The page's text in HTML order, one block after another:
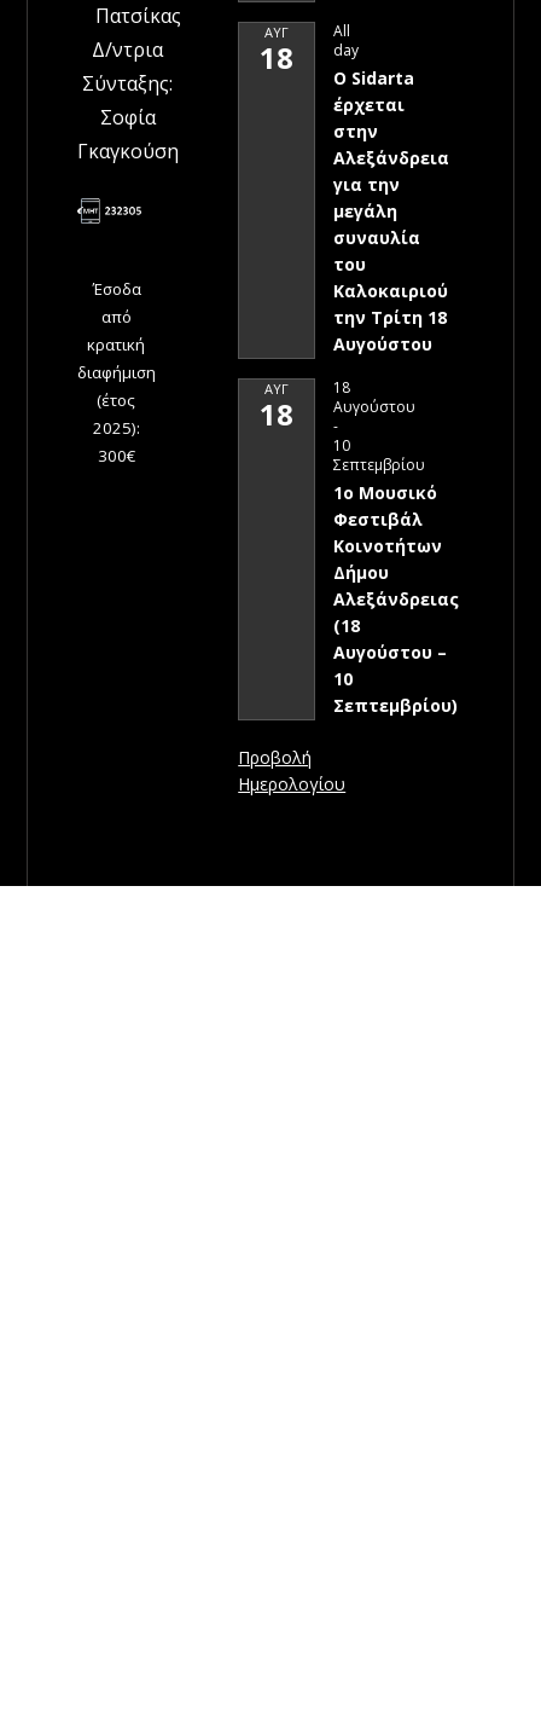
Πατσίκας
Δ/ντρια
Σύνταξης:
Σοφία
Γκαγκούση
Έσοδα
από
κρατική
διαφήμιση
(έτος
2025):
300€
ΑΥΓ
18
All
day
Ο Sidarta
έρχεται
στην
Αλεξάνδρεια
για την
μεγάλη
συναυλία
του
Καλοκαιριού
την Τρίτη 18
Αυγούστου
ΑΥΓ
18
18
Αυγούστου
-
10
Σεπτεμβρίου
1ο Μουσικό
Φεστιβάλ
Κοινοτήτων
Δήμου
Αλεξάνδρειας
(18
Αυγούστου –
10
Σεπτεμβρίου)